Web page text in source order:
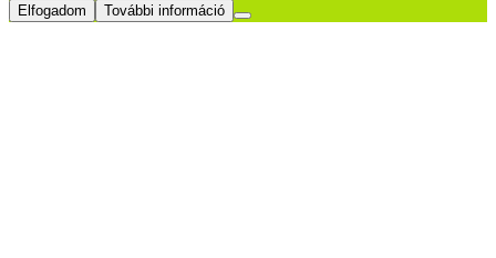
Elfogadom További információ